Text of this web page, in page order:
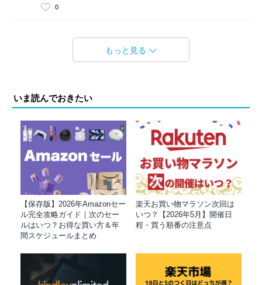
0
もっと見る
いま読んでおきたい
【保存版】2026年Amazonセー
ル完全攻略ガイド｜次のセー
ルはいつ？お得な買い方＆年
間スケジュールまとめ
楽天お買い物マラソン次回は
いつ？【2026年5月】開催日
程・買う順番の注意点